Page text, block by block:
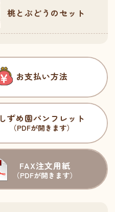
桃とぶどうのセット
お支払い方法
しずめ園パンフレット
（PDFが開きます）
FAX注文用紙
（PDFが開きます）